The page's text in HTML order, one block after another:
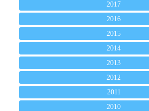
2017
2016
2015
2014
2013
2012
2011
2010